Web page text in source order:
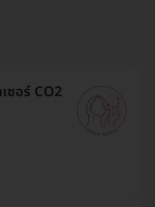
ซอร์ CO2